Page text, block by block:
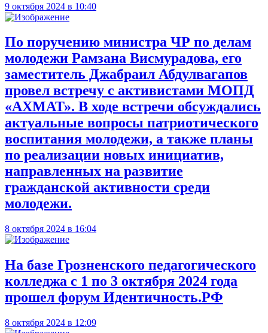
9 октября 2024 в 10:40
По поручению министра ЧР по делам
молодежи Рамзана Висмурадова, его
заместитель Джабраил Абдулвагапов
провел встречу с активистами МОПД
«АХМАТ». В ходе встречи обсуждались
актуальные вопросы патриотического
воспитания молодежи, а также планы
по реализации новых инициатив,
направленных на развитие
гражданской активности среди
молодежи.
8 октября 2024 в 16:04
На базе Грозненского педагогического
колледжа с 1 по 3 октября 2024 года
прошел форум Идентичность.РФ
8 октября 2024 в 12:09